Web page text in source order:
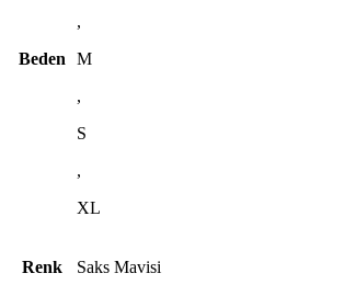
Beden
,
M
,
S
,
XL
Renk Saks Mavisi